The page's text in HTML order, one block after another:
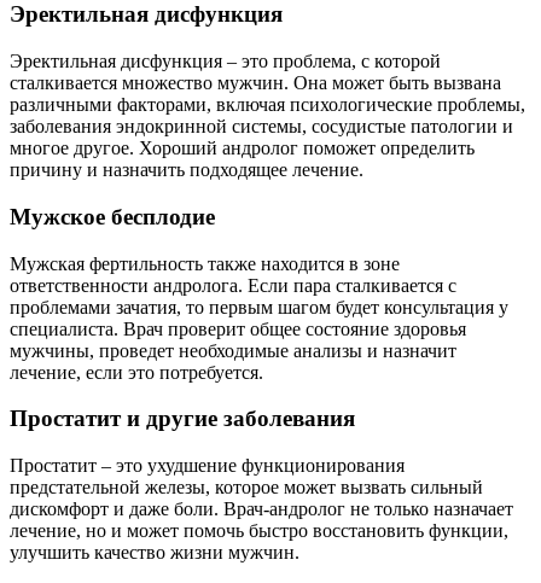
Эректильная дисфункция
Эректильная дисфункция – это проблема, с которой
сталкивается множество мужчин. Она может быть вызвана
различными факторами, включая психологические проблемы,
заболевания эндокринной системы, сосудистые патологии и
многое другое. Хороший андролог поможет определить
причину и назначить подходящее лечение.
Мужское бесплодие
Мужская фертильность также находится в зоне
ответственности андролога. Если пара сталкивается с
проблемами зачатия, то первым шагом будет консультация у
специалиста. Врач проверит общее состояние здоровья
мужчины, проведет необходимые анализы и назначит
лечение, если это потребуется.
Простатит и другие заболевания
Простатит – это ухудшение функционирования
предстательной железы, которое может вызвать сильный
дискомфорт и даже боли. Врач-андролог не только назначает
лечение, но и может помочь быстро восстановить функции,
улучшить качество жизни мужчин.